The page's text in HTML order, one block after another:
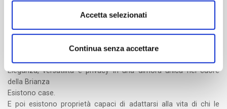
Accetta selezionati
Continua senza accettare
Villa di Prestigio con Parco Privato | Seregno, Via Valassina
Eleganza, versatilità e privacy in una dimora unica nel cuore
della Brianza
Esistono case.
E poi esistono proprietà capaci di adattarsi alla vita di chi le